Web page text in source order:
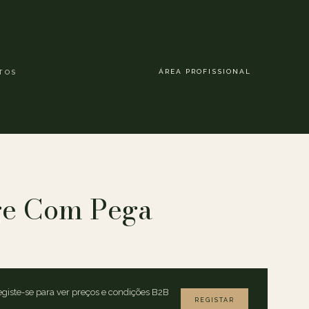
ÁREA PROFISSIONAL
Com Pega
se para ver preços e condições B2B
REGISTAR